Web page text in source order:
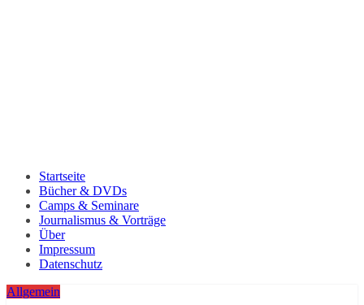
Startseite
Bücher & DVDs
Camps & Seminare
Journalismus & Vorträge
Über
Impressum
Datenschutz
Allgemein